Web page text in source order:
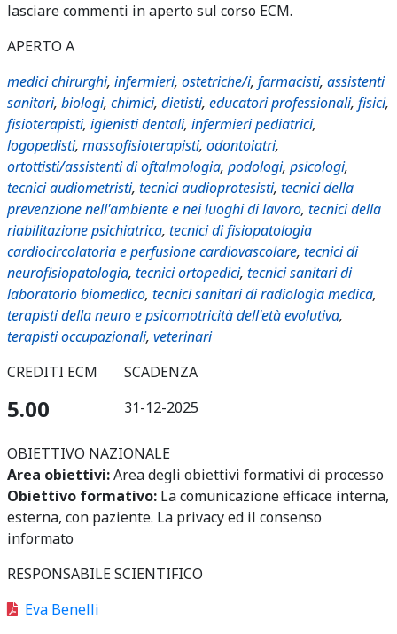
lasciare commenti in aperto sul corso ECM.
APERTO A
medici chirurghi, infermieri, ostetriche/i, farmacisti, assistenti
sanitari, biologi, chimici, dietisti, educatori professionali, fisici,
fisioterapisti, igienisti dentali, infermieri pediatrici,
logopedisti, massofisioterapisti, odontoiatri,
ortottisti/assistenti di oftalmologia, podologi, psicologi,
tecnici audiometristi, tecnici audioprotesisti, tecnici della
prevenzione nell'ambiente e nei luoghi di lavoro, tecnici della
riabilitazione psichiatrica, tecnici di fisiopatologia
cardiocircolatoria e perfusione cardiovascolare, tecnici di
neurofisiopatologia, tecnici ortopedici, tecnici sanitari di
laboratorio biomedico, tecnici sanitari di radiologia medica,
terapisti della neuro e psicomotricità dell'età evolutiva,
terapisti occupazionali, veterinari
CREDITI ECM
5.00
SCADENZA
31-12-2025
OBIETTIVO NAZIONALE
Area obiettivi:Area degli obiettivi formativi di processo
Obiettivo formativo: La comunicazione efficace interna,
esterna, con paziente. La privacy ed il consenso
informato
RESPONSABILE SCIENTIFICO
Eva Benelli